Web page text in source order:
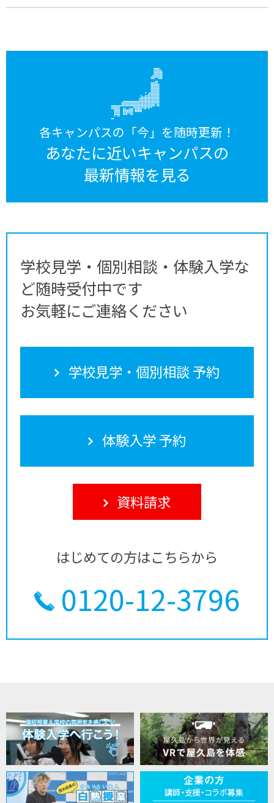
各キャンパスの「今」を随時更新！
あなたに近いキャンパスの
最新情報を見る
学校見学・個別相談・体験入学な
ど随時受付中です
お気軽にご連絡ください
学校見学・個別相談 予約
体験入学 予約
資料請求
はじめての方はこちらから
0120-12-3796